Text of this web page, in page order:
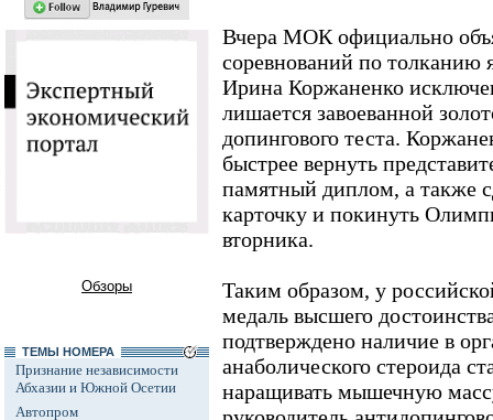
Обзоры
ТЕМЫ НОМЕРА
Признание независимости
Абхазии и Южной Осетии
Автопром
Вчера МОК официально
соревнований по толканию
Ирина Коржаненко
лишается завоеванной
допингового теста.
быстрее вернуть
памятный диплом, а также
карточку и покинуть
вторника.
Таким образом, у
медаль высшего
подтверждено наличие в
анаболического стероида
наращивать мышечную